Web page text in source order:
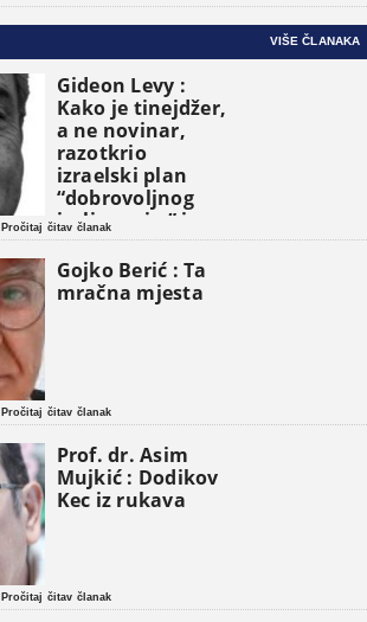
VIŠE ČLANAKA
Gideon Levy :
Kako je tinejdžer,
a ne novinar,
razotkrio
izraelski plan
“dobrovoljnog
iseljavanja ” iz
Gaze
Pročitaj čitav članak
Gojko Berić : Ta
mračna mjesta
Pročitaj čitav članak
Prof. dr. Asim
Mujkić : Dodikov
Kec iz rukava
Pročitaj čitav članak